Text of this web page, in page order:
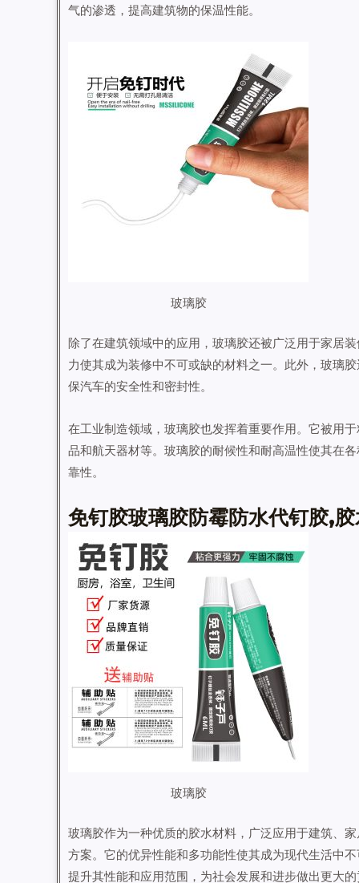
气的渗透，提高建筑物的保温性能。
玻璃胶
除了在建筑领域中的应用，玻璃胶还被广泛用于家居
力使其成为装修中不可或缺的材料之一。此外，玻璃
保汽车的安全性和密封性。
在工业制造领域，玻璃胶也发挥着重要作用。它被用
品和航天器材等。玻璃胶的耐候性和耐高温性使其在
靠性。
免钉胶玻璃胶防霉防水代钉胶,
玻璃胶
玻璃胶作为一种优质的胶水材料，广泛应用于建筑、
方案。它的优异性能和多功能性使其成为现代生活中
提升其性能和应用范围，为社会发展和进步做出更大